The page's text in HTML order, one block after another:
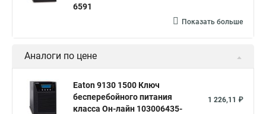
6591
Показать больше
Аналоги по цене
Eaton 9130 1500 Ключ
бесперебойного питания
класса Он-лайн 103006435-
1 226,11 ₽